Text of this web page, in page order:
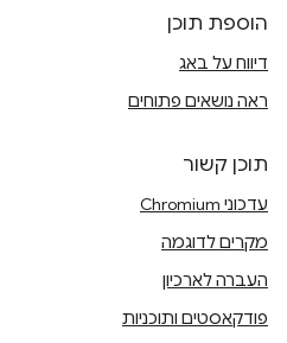
הוספת תוכן
דיווח על באג
ראה נושאים פתוחים
תוכן קשור
עדכוני Chromium
מקרים לדוגמה
העברה לארכיון
פודקאסטים ותוכניות